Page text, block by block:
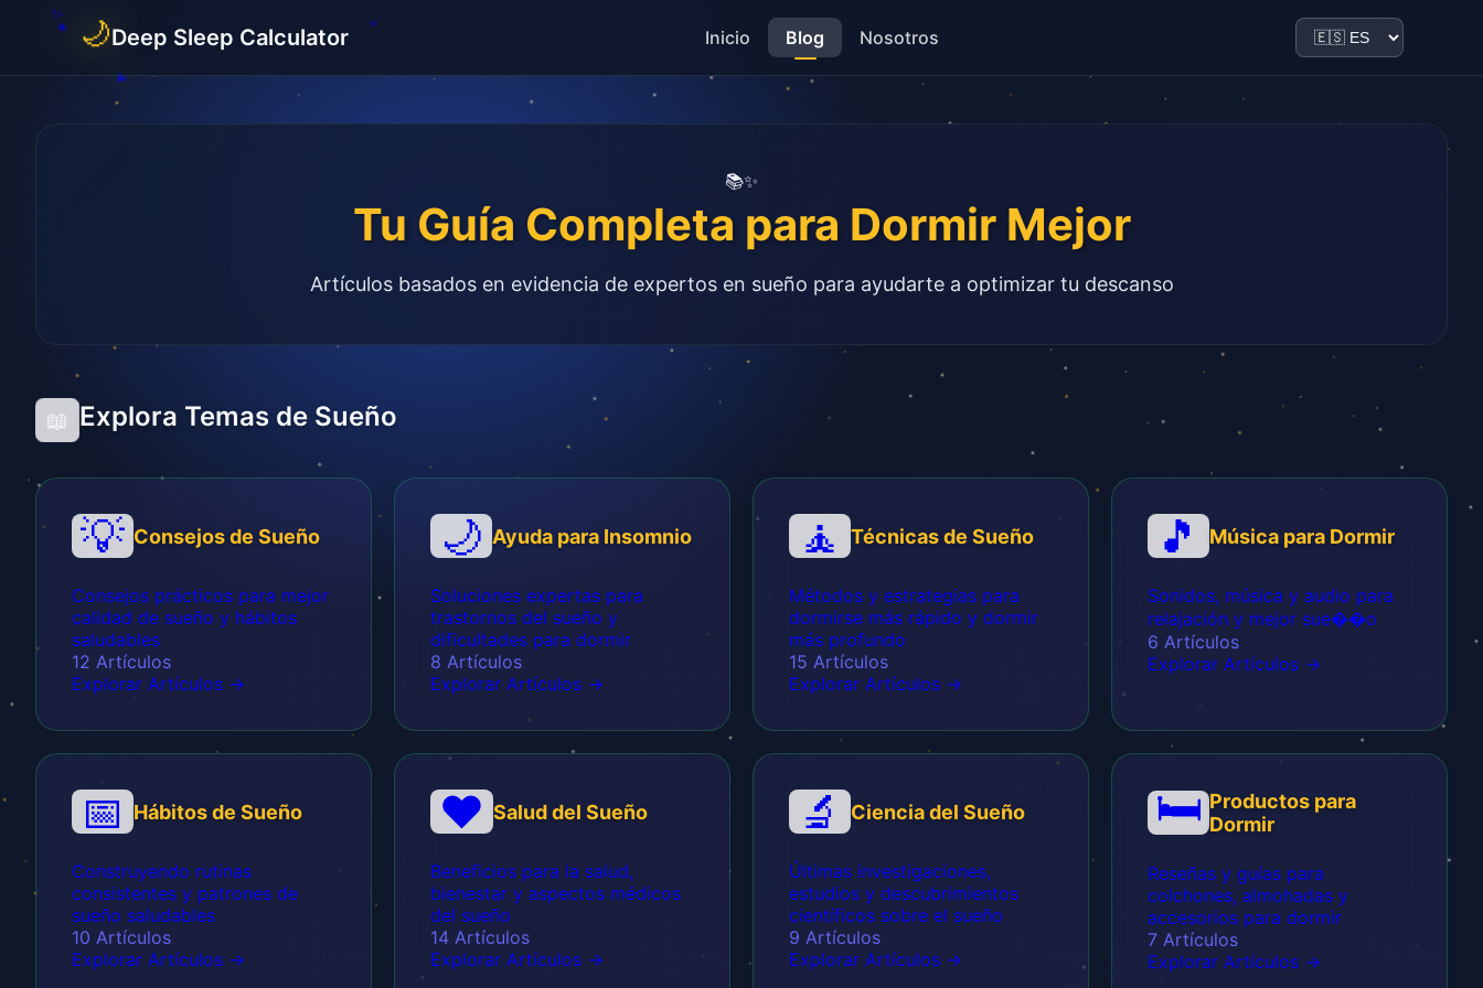
🌙Deep Sleep Calculator Inicio Blog Nosotros
📚✨
Tu Guía Completa para Dormir Mejor
Artículos basados en evidencia de expertos en sueño para ayudarte a optimizar tu descanso
📖 Explora Temas de Sueño
💡 Consejos de Sueño
Consejos prácticos para mejor
calidad de sueño y hábitos
saludables
12 Artículos
Explorar Artículos →
🌙 Ayuda para Insomnio
Soluciones expertas para
trastornos del sueño y
dificultades para dormir
8 Artículos
Explorar Artículos →
🧘 Técnicas de Sueño
Métodos y estrategias para
dormirse más rápido y dormir
más profundo
15 Artículos
Explorar Artículos →
🎵 Música para Dormir
Sonidos, música y audio para
relajación y mejor sue��o
6 Artículos
Explorar Artículos →
📅 Hábitos de Sueño
Construyendo rutinas
consistentes y patrones de
sueño saludables
10 Artículos
Explorar Artículos →
❤️ Salud del Sueño
Beneficios para la salud,
bienestar y aspectos médicos
del sueño
14 Artículos
Explorar Artículos →
🔬 Ciencia del Sueño
Últimas investigaciones,
estudios y descubrimientos
científicos sobre el sueño
9 Artículos
Explorar Artículos →
🛏️ Productos para
Dormir
Reseñas y guías para
colchones, almohadas y
accesorios para dormir
7 Artículos
Explorar Artículos →